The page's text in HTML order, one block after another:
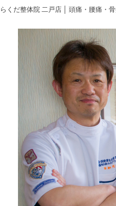
らくだ整体院 二戸店 │ 頭痛・腰痛・